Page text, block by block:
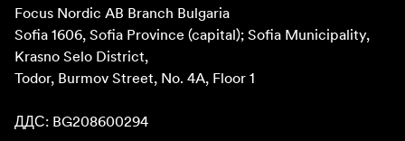
Focus Nordic AB Branch Bulgaria
Sofia 1606, Sofia Province (capital); Sofia Municipality,
Krasno Selo District,
Todor, Burmov Street, No. 4A, Floor 1
ДДС: BG208600294